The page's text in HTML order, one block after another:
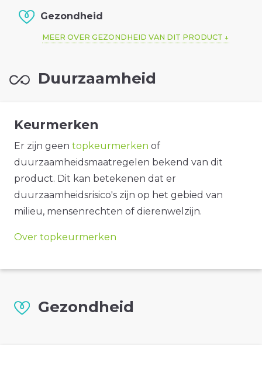
Gezondheid
MEER OVER GEZONDHEID VAN DIT PRODUCT
Duurzaamheid
Keurmerken
Er zijn geen topkeurmerken of
duurzaamheidsmaatregelen bekend van dit
product. Dit kan betekenen dat er
duurzaamheidsrisico's zijn op het gebied van
milieu, mensenrechten of dierenwelzijn.
Over topkeurmerken
Gezondheid